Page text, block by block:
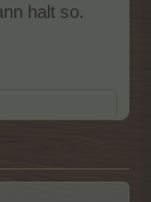
halt so.